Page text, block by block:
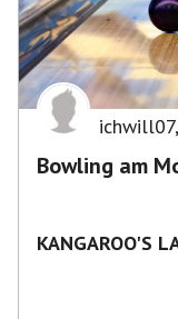
ichwill07,
Bowling am
KANGAROO'S